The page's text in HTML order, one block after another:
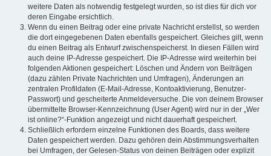
weitere Daten als notwendig festgelegt wurden, so ist dies für dich vor
deren Eingabe ersichtlich.
Wenn du einen Beitrag oder eine private Nachricht erstellst, so werden
die dort eingegebenen Daten ebenfalls gespeichert. Gleiches gilt, wenn
du einen Beitrag als Entwurf zwischenspeicherst. In diesen Fällen wird
auch deine IP-Adresse gespeichert. Die IP-Adresse wird weiterhin bei
folgenden Aktionen gespeichert: Löschen und Ändern von Beiträgen
(dazu zählen Private Nachrichten und Umfragen), Änderungen an
zentralen Profildaten (E-Mail-Adresse, Kontoaktivierung, Benutzer-
Passwort) und gescheiterte Anmeldeversuche. Die von deinem Browser
übermittelte Browser-Kennzeichnung (User Agent) wird nur in der „Wer
ist online?“-Funktion angezeigt und nicht dauerhaft gespeichert.
Schließlich erfordern einzelne Funktionen des Boards, dass weitere
Daten gespeichert werden. Dazu gehören dein Abstimmungsverhalten
bei Umfragen, der Gelesen-Status von deinen Beiträgen oder explizit